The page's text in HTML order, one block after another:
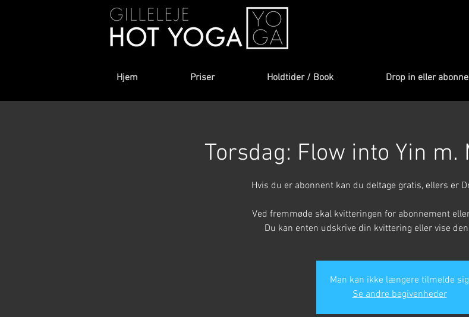
Hjem Priser Holdtider / Book Drop in eller
Torsdag: Flow into Yin m.
Hvis du er abonnent kan du deltage gratis, ellers er
Ved fremmøde skal kvitteringen for abonnement
Du kan enten udskrive din kvittering eller vise
Man kan ikke længere tilmelde sig
Se andre begivenheder